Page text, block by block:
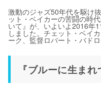
激動のジャズ50年代を駆け
ット・ベイカーの苦闘の時
いて』が、いよいよ2016年
しました。チェット・ベイ
ーク、監督ロバート・バド
『ブルーに生ま